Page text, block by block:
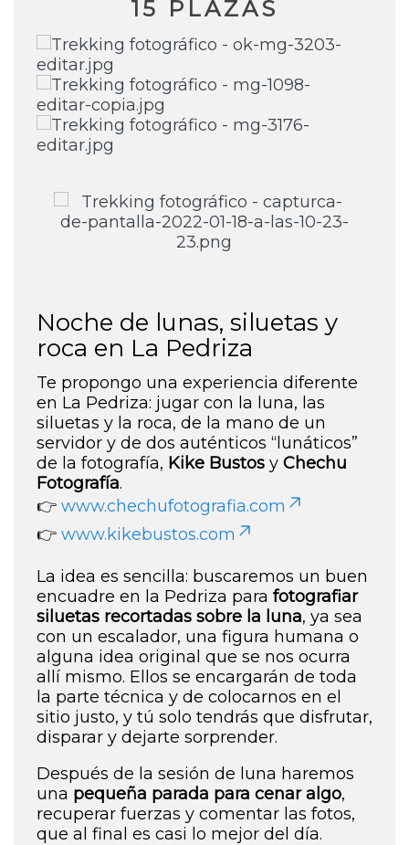
15 PLAZAS
Noche de lunas, siluetas y
roca en La Pedriza
Te propongo una experiencia diferente
en La Pedriza: jugar con la luna, las
siluetas y la roca, de la mano de un
servidor y de dos auténticos “lunáticos”
de la fotografía, Kike Bustos y Chechu
Fotografía.
👉 www.chechufotografia.com
👉 www.kikebustos.com
La idea es sencilla: buscaremos un buen
encuadre en la Pedriza para fotografiar
siluetas recortadas sobre la luna, ya sea
con un escalador, una figura humana o
alguna idea original que se nos ocurra
allí mismo. Ellos se encargarán de toda
la parte técnica y de colocarnos en el
sitio justo, y tú solo tendrás que disfrutar,
disparar y dejarte sorprender.
Después de la sesión de luna haremos
una pequeña parada para cenar algo,
recuperar fuerzas y comentar las fotos,
que al final es casi lo mejor del día.